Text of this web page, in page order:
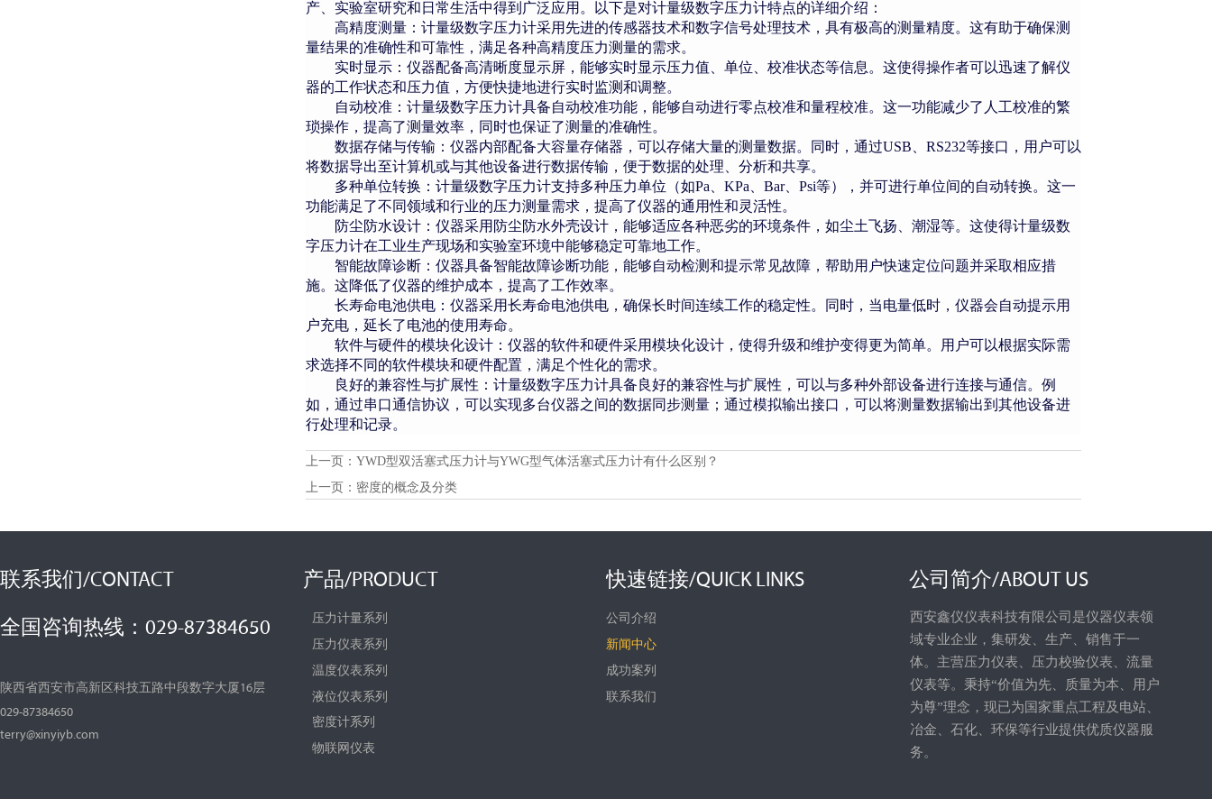
产、实验室研究和日常生活中得到广泛应用。以下是对计量级数字压力计特点的详细介绍：
高精度测量：计量级数字压力计采用先进的传感器技术和数字信号处理技术，具有极高的测量精度。这有助于确保测
量结果的准确性和可靠性，满足各种高精度压力测量的需求。
实时显示：仪器配备高清晰度显示屏，能够实时显示压力值、单位、校准状态等信息。这使得操作者可以迅速了解仪
器的工作状态和压力值，方便快捷地进行实时监测和调整。
自动校准：计量级数字压力计具备自动校准功能，能够自动进行零点校准和量程校准。这一功能减少了人工校准的繁
琐操作，提高了测量效率，同时也保证了测量的准确性。
数据存储与传输：仪器内部配备大容量存储器，可以存储大量的测量数据。同时，通过USB、RS232等接口，用户可以
将数据导出至计算机或与其他设备进行数据传输，便于数据的处理、分析和共享。
多种单位转换：计量级数字压力计支持多种压力单位（如Pa、KPa、Bar、Psi等），并可进行单位间的自动转换。这一
功能满足了不同领域和行业的压力测量需求，提高了仪器的通用性和灵活性。
防尘防水设计：仪器采用防尘防水外壳设计，能够适应各种恶劣的环境条件，如尘土飞扬、潮湿等。这使得计量级数
字压力计在工业生产现场和实验室环境中能够稳定可靠地工作。
智能故障诊断：仪器具备智能故障诊断功能，能够自动检测和提示常见故障，帮助用户快速定位问题并采取相应措
施。这降低了仪器的维护成本，提高了工作效率。
长寿命电池供电：仪器采用长寿命电池供电，确保长时间连续工作的稳定性。同时，当电量低时，仪器会自动提示用
户充电，延长了电池的使用寿命。
软件与硬件的模块化设计：仪器的软件和硬件采用模块化设计，使得升级和维护变得更为简单。用户可以根据实际需
求选择不同的软件模块和硬件配置，满足个性化的需求。
良好的兼容性与扩展性：计量级数字压力计具备良好的兼容性与扩展性，可以与多种外部设备进行连接与通信。例
如，通过串口通信协议，可以实现多台仪器之间的数据同步测量；通过模拟输出接口，可以将测量数据输出到其他设备进
行处理和记录。
上一页： YWD型双活塞式压力计与YWG型气体活塞式压力计有什么区别？
上一页： 密度的概念及分类
联系我们/CONTACT
全国咨询热线：029-87384650
陕西省西安市高新区科技五路中段数字大厦16层
029-87384650
terry@xinyiyb.com
产品/PRODUCT
压力计量系列
压力仪表系列
温度仪表系列
液位仪表系列
密度计系列
物联网仪表
快速链接/QUICK LINKS
公司介绍
新闻中心
成功案列
联系我们
公司简介/ABOUT US
西安鑫仪仪表科技有限公司是仪器仪表领
域专业企业，集研发、生产、销售于一
体。主营压力仪表、压力校验仪表、流量
仪表等。秉持“价值为先、质量为本、用户
为尊”理念，现已为国家重点工程及电站、
冶金、石化、环保等行业提供优质仪器服
务。